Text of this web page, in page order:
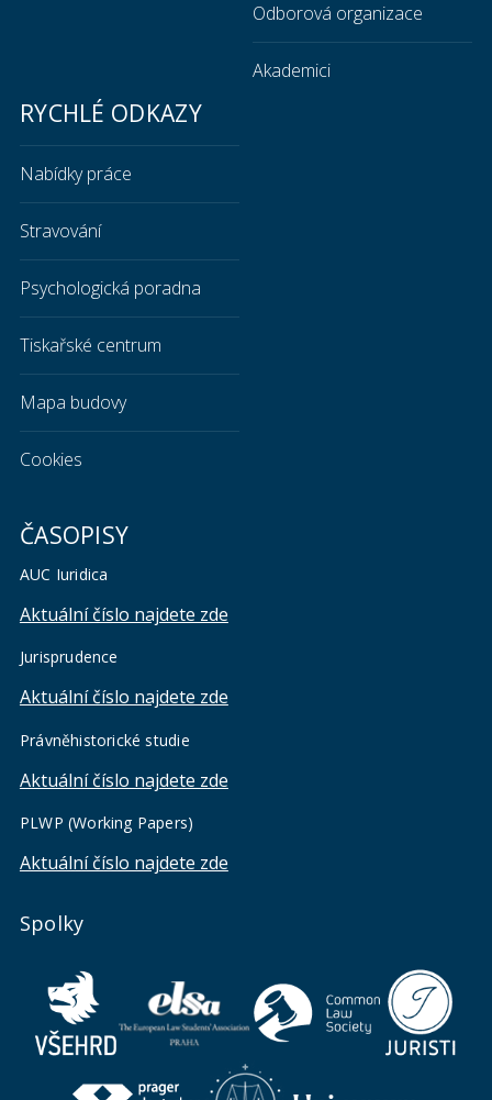
Odborová organizace
Akademici
RYCHLÉ ODKAZY
Nabídky práce
Stravování
Psychologická poradna
Tiskařské centrum
Mapa budovy
Cookies
ČASOPISY
AUC Iuridica
Aktuální číslo najdete zde
Jurisprudence
Aktuální číslo najdete zde
Právněhistorické studie
Aktuální číslo najdete zde
PLWP (Working Papers)
Aktuální číslo najdete zde
Spolky